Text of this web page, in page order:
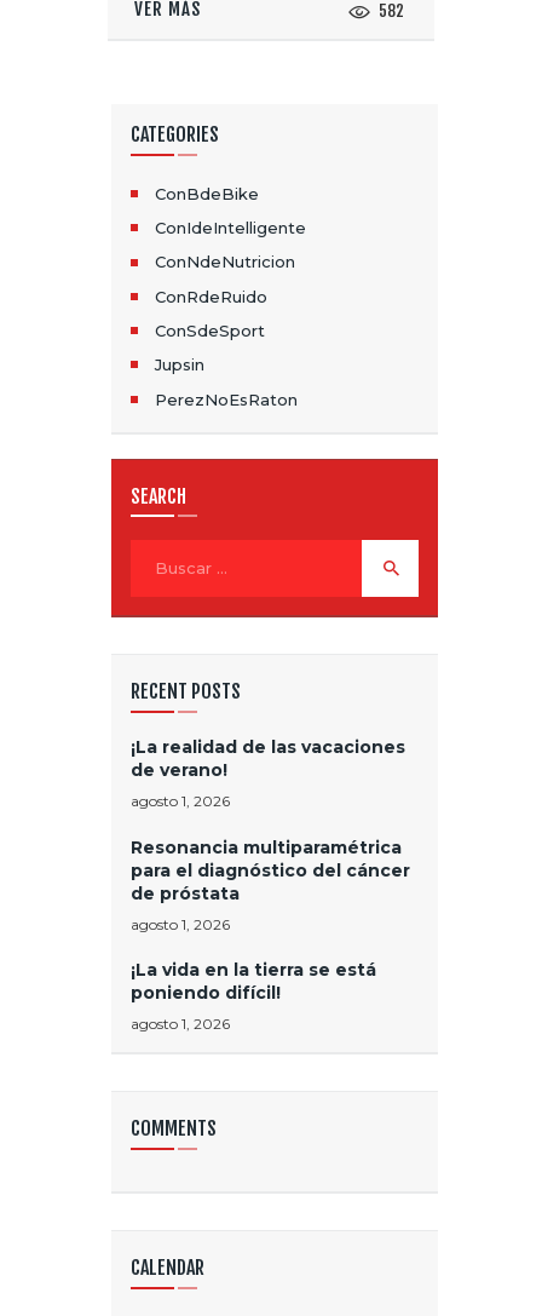
VER MÁS 582
CATEGORIES
ConBdeBike
ConIdeIntelligente
ConNdeNutricion
ConRdeRuido
ConSdeSport
Jupsin
PerezNoEsRaton
SEARCH
RECENT POSTS
¡La realidad de las vacaciones
de verano!
agosto 1, 2026
Resonancia multiparamétrica
para el diagnóstico del cáncer
de próstata
agosto 1, 2026
¡La vida en la tierra se está
poniendo difícil!
agosto 1, 2026
COMMENTS
CALENDAR